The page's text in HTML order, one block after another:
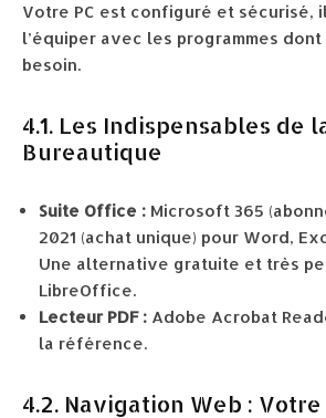
Votre PC est configuré et sécurisé,
l’équiper avec les programmes
besoin.
4.1. Les Indispensables de
Bureautique
Suite Office : Microsoft 365
2021 (achat unique) pour Word,
Une alternative gratuite et très
LibreOffice.
Lecteur PDF : Adobe Acrobat
la référence.
4.2. Navigation Web :